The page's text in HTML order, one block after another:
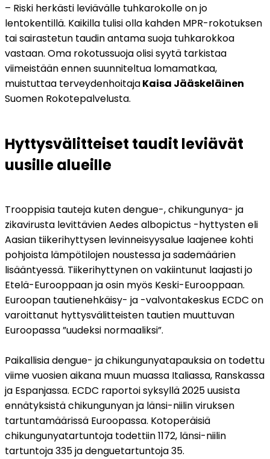
– Riski herkästi leviävälle tuhkarokolle on jo
lentokentillä. Kaikilla tulisi olla kahden MPR-rokotuksen
tai sairastetun taudin antama suoja tuhkarokkoa
vastaan. Oma rokotussuoja olisi syytä tarkistaa
viimeistään ennen suunniteltua lomamatkaa,
muistuttaa terveydenhoitaja Kaisa Jääskeläinen
Suomen Rokotepalvelusta.
Hyttysvälitteiset taudit leviävät
uusille alueille
Trooppisia tauteja kuten dengue-, chikungunya- ja
zikavirusta levittävien Aedes albopictus -hyttysten eli
Aasian tiikerihyttysen levinneisyysalue laajenee kohti
pohjoista lämpötilojen noustessa ja sademäärien
lisääntyessä. Tiikerihyttynen on vakiintunut laajasti jo
Etelä-Eurooppaan ja osin myös Keski-Eurooppaan.
Euroopan tautienehkäisy- ja -valvontakeskus ECDC on
varoittanut hyttysvälitteisten tautien muuttuvan
Euroopassa ”uudeksi normaaliksi”.
Paikallisia dengue- ja chikungunyatapauksia on todettu
viime vuosien aikana muun muassa Italiassa, Ranskassa
ja Espanjassa. ECDC raportoi syksyllä 2025 uusista
ennätyksistä chikungunyan ja länsi-niilin viruksen
tartuntamäärissä Euroopassa. Kotoperäisiä
chikungunyatartuntoja todettiin 1172, länsi-niilin
tartuntoja 335 ja denguetartuntoja 35.